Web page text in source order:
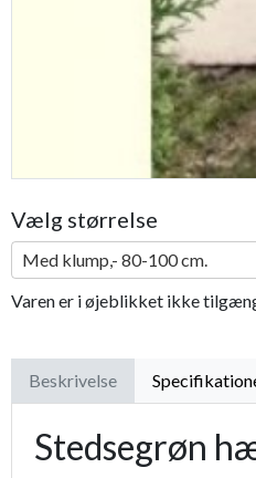
Vælg størrelse
Med klump,- 80-100 cm.
Varen er i øjeblikket ikke
Beskrivelse
Stedsegrøn